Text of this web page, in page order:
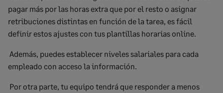
pagar más por las horas extra que por el resto o asignar
retribuciones distintas en función de la tarea, es fácil
definir estos ajustes con tus plantillas horarias online.
Además, puedes establecer niveles salariales para cada
empleado con acceso la información.
Por otra parte, tu equipo tendrá que responder a menos